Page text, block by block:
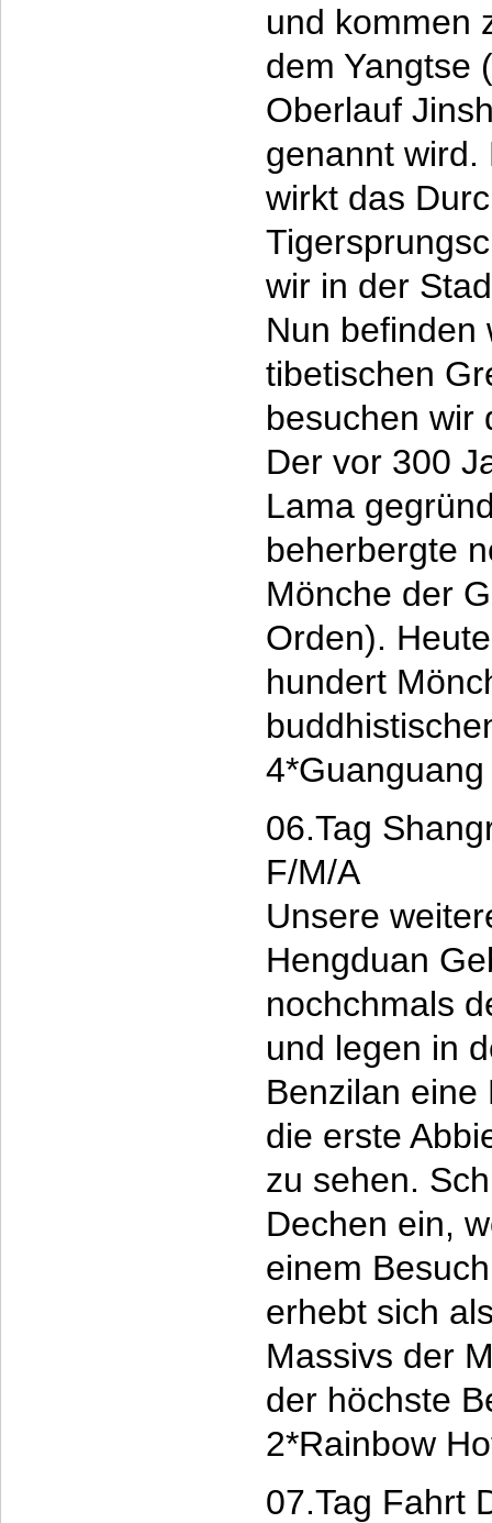
und kommen
dem Yangtse
Oberlauf
genannt wird.
wirkt das
wir in der
Nun befinden
tibetischen
besuchen wir
Der vor 300
Lama
beherbergte
Mönche der
Orden).
hundert
06.Tag
F/M/A
Unsere
Hengduan
nochchmals
und legen in
Benzilan eine
die erste
zu sehen.
Dechen ein,
einem
erhebt sich
Massivs der
der höchste
2*Rainbow
07.Tag Fahrt